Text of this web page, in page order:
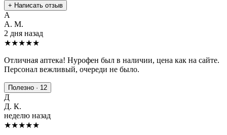
+ Написать отзыв
А
А. М.
2 дня назад
★★★★★
Отличная аптека! Нурофен был в наличии, цена как на сайте.
Персонал вежливый, очереди не было.
Полезно · 12
Д
Д. К.
неделю назад
★★★★★